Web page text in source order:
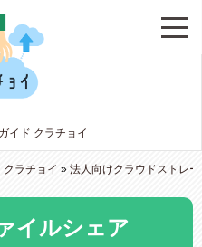
イド クラチョイ
ラチョイ » 法人向けクラウドストレ
イルシェア